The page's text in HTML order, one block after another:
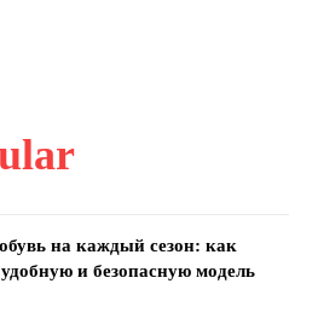
на каждый сезон: как
и безопасную модель